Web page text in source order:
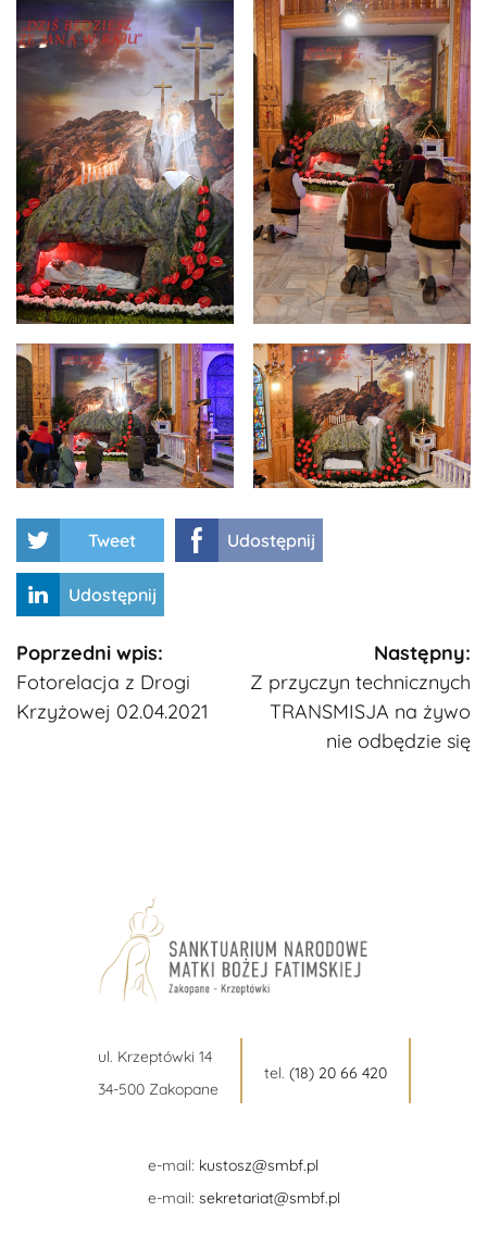
Tweet Udostępnij
Udostępnij
Kontynuuj
czytanie
Poprzedni wpis:
Fotorelacja z Drogi
Krzyżowej 02.04.2021
Następny:
Z przyczyn technicznych
TRANSMISJA na żywo
nie odbędzie się
ul. Krzeptówki 14
34-500 Zakopane
tel. (18) 20 66 420
e-mail: kustosz@smbf.pl
e-mail: sekretariat@smbf.pl